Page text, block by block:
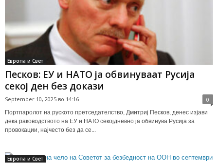
Европа и Свет
Песков: ЕУ и НАТО ја обвинуваат Русија
секој ден без докази
September 10, 2025 во 14:16 0
Портпаролот на руското претседателство, Дмитриј Песков, денес изјави
дека раководството на ЕУ и НАТО секојдневно ја обвинува Русија за
провокации, најчесто без да се...
Европа и Свет